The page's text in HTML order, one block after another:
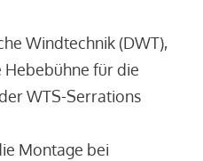
Windtechnik (DWT),
Hebebühne für die
WTS-Serrations
Montage bei